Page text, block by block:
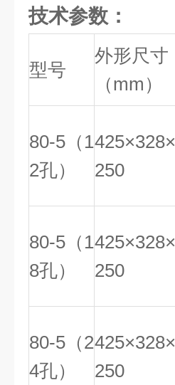
技术参数：
型号
外形尺寸
（mm）
80-5（1
2孔）
425×328×
250
80-5（1
8孔）
425×328×
250
80-5（2
4孔）
425×328×
250